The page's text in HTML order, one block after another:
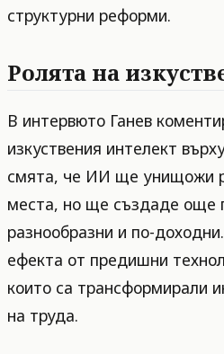
структурни реформи.
Ролята на
В интервюто Ганев
изкуствения интелект
смята, че ИИ ще унищожи
места, но ще създаде още
разнообразни и по-
ефекта от предишни
които са трансформирали
на труда.